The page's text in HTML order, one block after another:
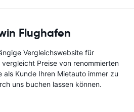
Flughafen
Vergleichswebsite für
Preise von renommierten
als Kunde Ihren Mietauto immer zu
uns buchen lassen können.